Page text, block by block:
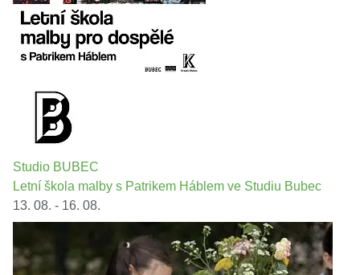
Studio BUBEC
Letní škola malby s Patrikem Háblem ve Studiu Bubec
13. 08. - 16. 08.